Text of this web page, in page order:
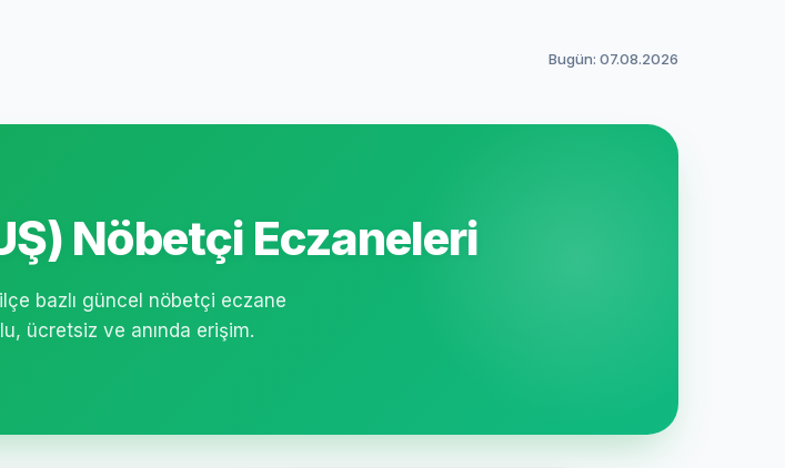
Bugün: 07.08.2026
Nöbetçi Eczaneleri
bazlı güncel nöbetçi eczane
ücretsiz ve anında erişim.